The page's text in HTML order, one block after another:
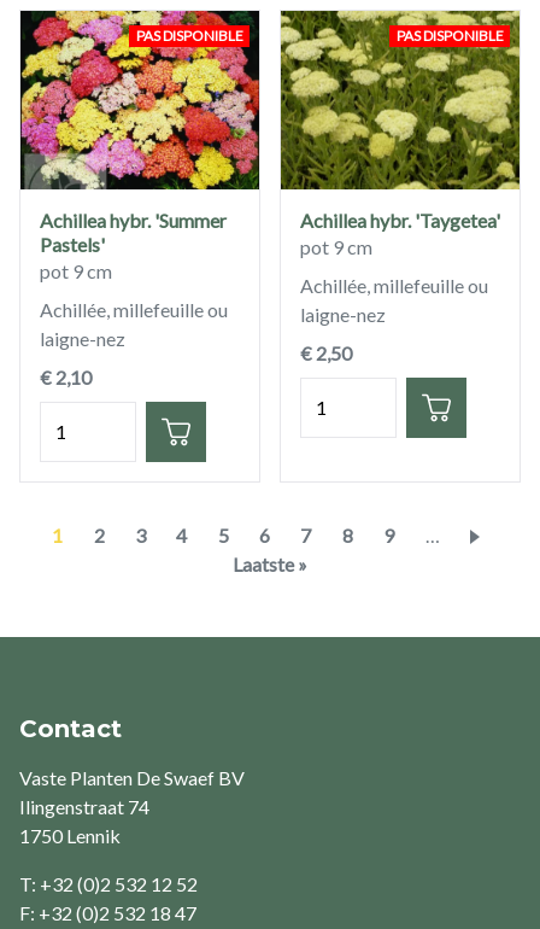
Achillea hybr. 'Summer
Pastels'
pot 9 cm
Achillée, millefeuille ou
laigne-nez
€ 2,10
PAS DISPONIBLE
Achillea hybr. 'Taygetea'
pot 9 cm
Achillée, millefeuille ou
laigne-nez
€ 2,50
PAS DISPONIBLE
Pagination
Page
1 Page
2 Page
3 Page
4 Page
5 Page
6 Page
7 Page
8 Page
9
…
Dernière
Laatste »
Contact
Vaste Planten De Swaef BV
Ilingenstraat 74
1750 Lennik
T: +32 (0)2 532 12 52
F: +32 (0)2 532 18 47